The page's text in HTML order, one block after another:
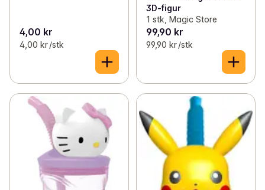
4,00 kr
4,00 kr /stk
3D-figur
1 stk, Magic Store
99,90 kr
99,90 kr /stk